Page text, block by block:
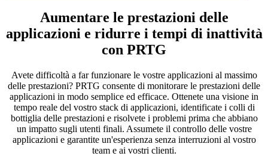
Aumentare le prestazioni delle
applicazioni e ridurre i tempi di inattività
con PRTG
Avete difficoltà a far funzionare le vostre applicazioni al massimo
delle prestazioni? PRTG consente di monitorare le prestazioni delle
applicazioni in modo semplice ed efficace. Ottenete una visione in
tempo reale del vostro stack di applicazioni, identificate i colli di
bottiglia delle prestazioni e risolvete i problemi prima che abbiano
un impatto sugli utenti finali. Assumete il controllo delle vostre
applicazioni e garantite un'esperienza senza interruzioni al vostro
team e ai vostri clienti.